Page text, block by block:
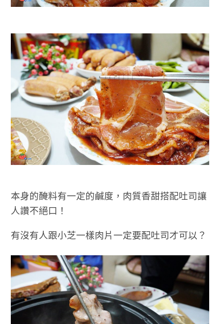
本身的醃料有一定的鹹度，肉質香甜搭配吐司讓
人讚不絕口！
有沒有人跟小芝一樣肉片一定要配吐司才可以？